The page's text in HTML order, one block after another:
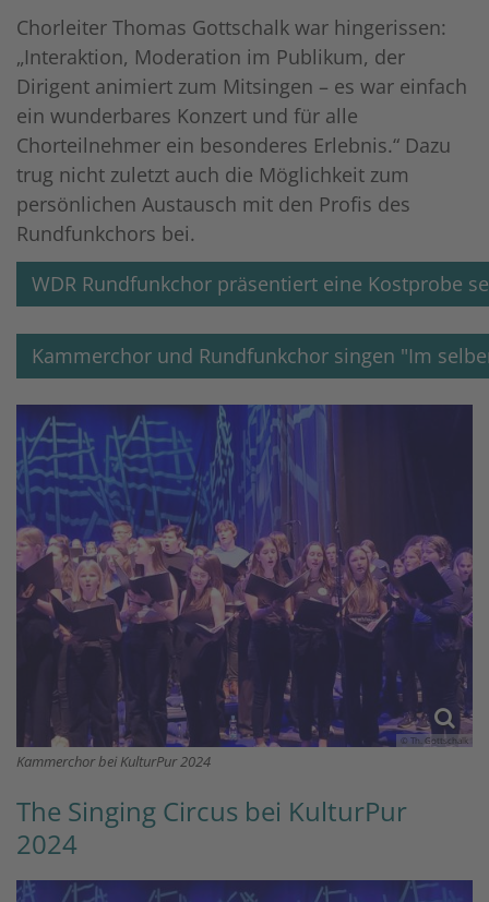
Chorleiter Thomas Gottschalk war hingerissen:
„Interaktion, Moderation im Publikum, der
Dirigent animiert zum Mitsingen – es war einfach
ein wunderbares Konzert und für alle
Chorteilnehmer ein besonderes Erlebnis.“ Dazu
trug nicht zuletzt auch die Möglichkeit zum
persönlichen Austausch mit den Profis des
Rundfunkchors bei.
WDR Rundfunkchor präsentiert eine Kostprobe
Kammerchor und Rundfunkchor singen "Im
© Th. Gottschalk
Kammerchor bei KulturPur 2024
The Singing Circus bei KulturPur
2024